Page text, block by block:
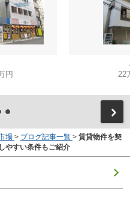
円
22
場 > ブログ記事一覧 > 賃貸物件を契
やすい条件もご紹介